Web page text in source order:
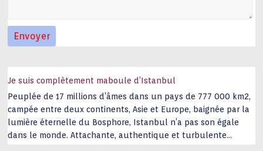
Je suis complètement maboule d’Istanbul
Peuplée de 17 millions d’âmes dans un pays de 777 000 km2,
campée entre deux continents, Asie et Europe, baignée par la
lumière éternelle du Bosphore, Istanbul n’a pas son égale
dans le monde. Attachante, authentique et turbulente